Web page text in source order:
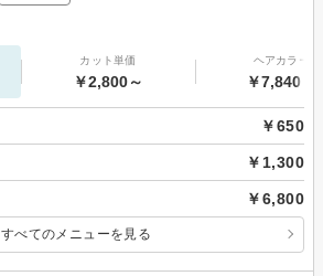
カット単価
￥2,800～
ヘアカラー
￥7,840～
￥650
￥1,300
￥6,800
すべてのメニューを見る